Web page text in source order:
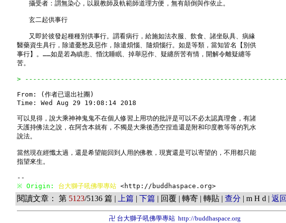
   攝受者：謂無染心，以親教師及軌範師道理方便，無有顛倒與作依止。
   玄二起供事行
   又即於彼發起種種別供事行。謂看病行，給施如法衣服、飲食、諸坐臥具、病緣
醫藥資生具行，除遣憂愁及惡作，除遣煩惱、隨煩惱行。如是等類，當知皆名【別供
事行】。……如是若為瞋恚、惛沈睡眠、掉舉惡作、疑纏所苦有情，開解令離疑纏等
苦。
>
From: (作者已退出社團)
Time: Wed Aug 29 19:08:14 2018
可以見得，說大乘神神鬼鬼不在個人修習上用功的批評是可以不必太認真理會，有諸
天護持佛法之說，在阿含本就有，不獨是大乘後憑空捏造還是附和印度教等等的乳水
說法。
當然現在經懺太過，還是希望能回到人用的佛教，現實還是可以寄望的，不用都只能
指望來生。
※ Origin: 台大獅子吼佛學專站 <http://buddhaspace.org>
閱讀文章： 第 5123/5136 篇 | 上篇 | 下篇 | 回覆 | 轉寄 | 轉貼 | 查分 | m H d | 返回
卍 台大獅子吼佛學專站 http://buddhaspace.org